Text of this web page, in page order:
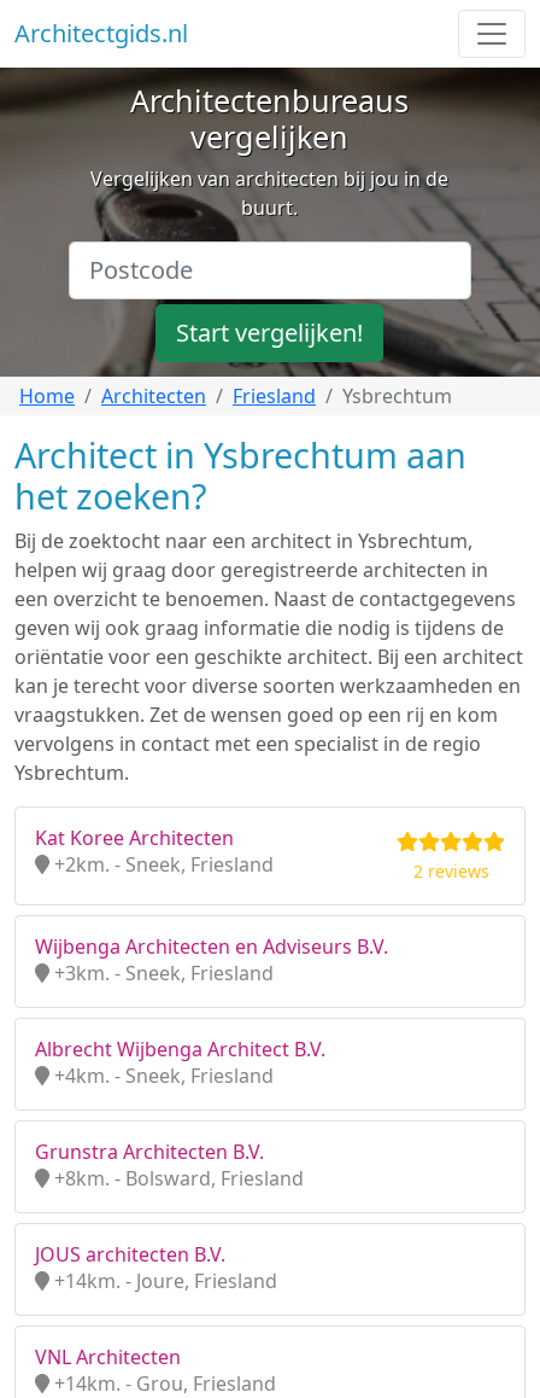
Architectgids.nl
Architectenbureaus
vergelijken
Vergelijken van architecten bij jou in de
buurt.
Start vergelijken!
Home Architecten Friesland Ysbrechtum
Architect in Ysbrechtum aan
het zoeken?
Bij de zoektocht naar een architect in Ysbrechtum,
helpen wij graag door geregistreerde architecten in
een overzicht te benoemen. Naast de contactgegevens
geven wij ook graag informatie die nodig is tijdens de
oriëntatie voor een geschikte architect. Bij een architect
kan je terecht voor diverse soorten werkzaamheden en
vraagstukken. Zet de wensen goed op een rij en kom
vervolgens in contact met een specialist in de regio
Ysbrechtum.
Kat Koree Architecten
+2km. - Sneek, Friesland
2 reviews
Wijbenga Architecten en Adviseurs B.V.
+3km. - Sneek, Friesland
Albrecht Wijbenga Architect B.V.
+4km. - Sneek, Friesland
Grunstra Architecten B.V.
+8km. - Bolsward, Friesland
JOUS architecten B.V.
+14km. - Joure, Friesland
VNL Architecten
+14km. - Grou, Friesland